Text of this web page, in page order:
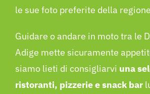
le sue foto preferite della
Guidare o andare in moto tra le
Adige mette sicuramente
siamo lieti di consigliarvi una
ristoranti, pizzerie e snack bar